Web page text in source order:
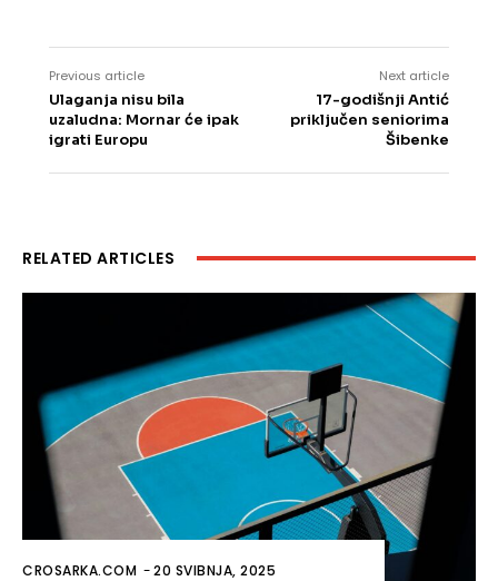
Previous article
Ulaganja nisu bila
uzaludna: Mornar će ipak
igrati Europu
Next article
17-godišnji Antić
priključen seniorima
Šibenke
RELATED ARTICLES
CROSARKA.COM -20 SVIBNJA, 2025